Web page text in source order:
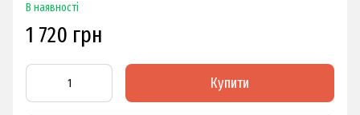
В наявності
1 720 грн
Купити